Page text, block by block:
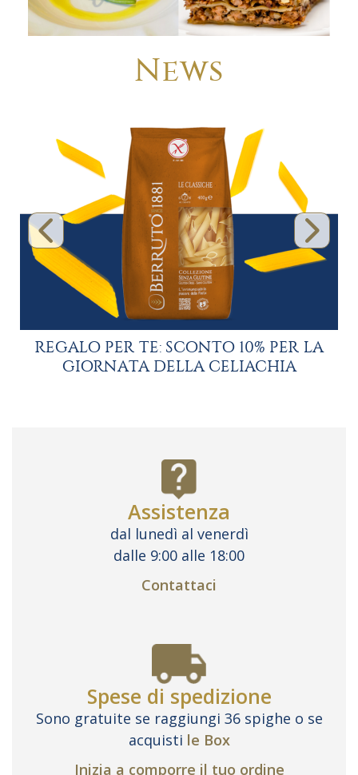
News
REGALO PER TE: SCONTO 10% PER LA
GIORNATA DELLA CELIACHIA
Assistenza
dal lunedì al venerdì
dalle 9:00 alle 18:00
Contattaci
Spese di spedizione
Sono gratuite se raggiungi 36 spighe o se
acquisti le Box
Inizia a comporre il tuo ordine